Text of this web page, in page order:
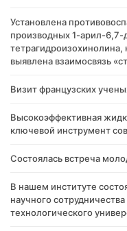
Установлена
производных 1-арил-
тетрагидроизохинолина,
выявлена взаимосвязь
Визит французских
Высокоэффективная
ключевой инструмент
Состоялась встреча
В нашем институте
научного
технологического